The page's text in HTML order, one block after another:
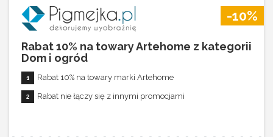
-10%
Rabat 10% na towary Artehome z kategorii
Dom i ogród
Rabat 10% na towary marki Artehome
Rabat nie łączy się z innymi promocjami